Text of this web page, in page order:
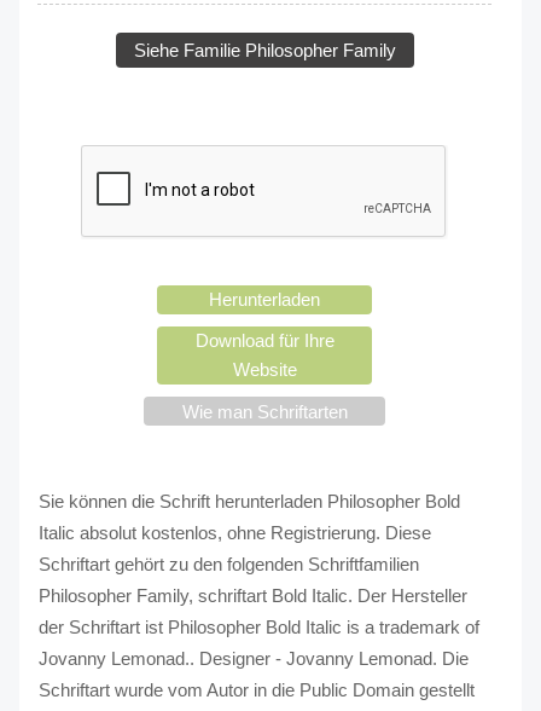
Siehe Familie Philosopher Family
Herunterladen
Download für Ihre
Website
Wie man Schriftarten
Sie können die Schrift herunterladen Philosopher Bold
Italic absolut kostenlos, ohne Registrierung. Diese
Schriftart gehört zu den folgenden Schriftfamilien
Philosopher Family, schriftart Bold Italic. Der Hersteller
der Schriftart ist Philosopher Bold Italic is a trademark of
Jovanny Lemonad.. Designer - Jovanny Lemonad. Die
Schriftart wurde vom Autor in die Public Domain gestellt